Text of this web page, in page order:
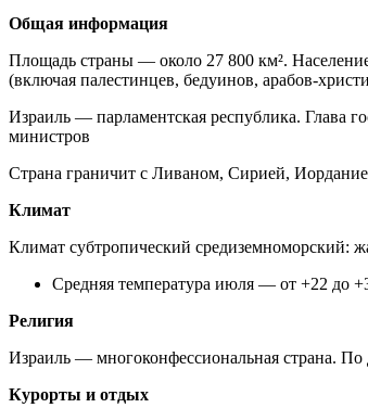
Общая информация
Площадь страны — около 27 800 км².
(включая палестинцев, бедуинов, арабов-
Израиль — парламентская республика. Глава
министров
Страна граничит с Ливаном, Сирией,
Климат
Климат субтропический средиземноморский:
Средняя температура июля — от +22 до
Религия
Израиль — многоконфессиональная страна.
Курорты и отдых